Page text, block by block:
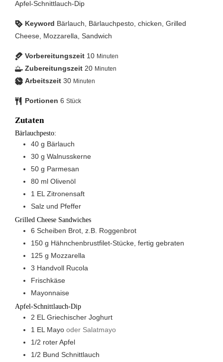
Apfel-Schnittlauch-Dip
Keyword Bärlauch, Bärlauchpesto, chicken, Grilled
Cheese, Mozzarella, Sandwich
Vorbereitungszeit 10 Minuten
Zubereitungszeit 20 Minuten
Arbeitszeit 30 Minuten
Portionen 6 Stück
Zutaten
Bärlauchpesto:
40 g Bärlauch
30 g Walnusskerne
50 g Parmesan
80 ml Olivenöl
1 EL Zitronensaft
Salz und Pfeffer
Grilled Cheese Sandwiches
6 Scheiben Brot, z.B. Roggenbrot
150 g Hähnchenbrustfilet-Stücke, fertig gebraten
125 g Mozzarella
3 Handvoll Rucola
Frischkäse
Mayonnaise
Apfel-Schnittlauch-Dip
2 EL Griechischer Joghurt
1 EL Mayo oder Salatmayo
1/2 roter Apfel
1/2 Bund Schnittlauch